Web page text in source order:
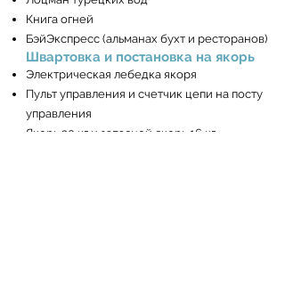
Книга огней
БэйЭкспресс (альманах бухт и ресторанов)
Швартовка и постановка на якорь
Электрическая лебедка якоря
Пульт управления и счетчик цепи на посту
управления
Якорь 20 кг и запасной якорь 16 кг